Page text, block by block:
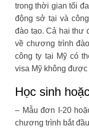
trong thời gian tối
động sở tại và
đào tạo. Cả hai thư
về chương trình
công ty tại Mỹ có
visa Mỹ không được
Học sinh
– Mẫu đơn I-20
chương trình bắt